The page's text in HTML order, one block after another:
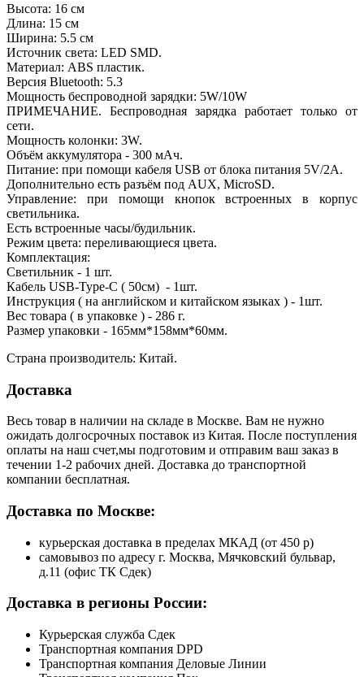
Высота: 16 см
Длина: 15 см
Ширина: 5.5 см
Источник света: LED SMD.
Материал: ABS пластик.
Версия Bluetooth: 5.3
Мощность беспроводной зарядки: 5W/10W
ПРИМЕЧАНИЕ. Беспроводная зарядка работает только от
сети.
Мощность колонки: 3W.
Объём аккумулятора - 300 мАч.
Питание: при помощи кабеля USB от блока питания 5V/2A.
Дополнительно есть разъём под AUX, MicroSD.
Управление: при помощи кнопок встроенных в корпус
светильника.
Есть встроенные часы/будильник.
Режим цвета: переливающиеся цвета.
Комплектация:
Светильник - 1 шт.
Кабель USB-Type-C ( 50см) - 1шт.
Инструкция ( на английском и китайском языках ) - 1шт.
Вес товара ( в упаковке ) - 286 г.
Размер упаковки - 165мм*158мм*60мм.
Страна производитель: Китай.
Доставка
Весь товар в наличии на складе в Москве. Вам не нужно
ожидать долгосрочных поставок из Китая. После поступления
оплаты на наш счет,мы подготовим и отправим ваш заказ в
течении 1-2 рабочих дней. Доставка до транспортной
компании бесплатная.
Доставка по Москве:
курьерская доставка в пределах МКАД (от 450 р)
самовывоз по адресу г. Москва, Мячковский бульвар,
д.11 (офис ТК Сдек)
Доставка в регионы России:
Курьерская служба Сдек
Транспортная компания DPD
Транспортная компания Деловые Линии